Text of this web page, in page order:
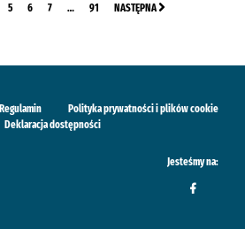
5 6 7 … 91 NASTĘPNA
Regulamin
Polityka prywatności i plików cookie
Deklaracja dostępności
Jesteśmy na: